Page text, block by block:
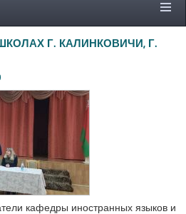
Г. КАЛИНКОВИЧИ, Г.
кафедры иностранных языков и